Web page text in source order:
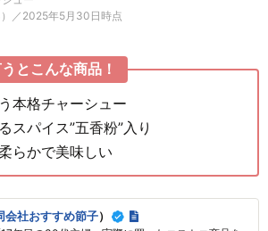
／2025年5月30日時点
とこんな商品！
本格チャーシュー
スパイス”五香粉”入り
らかで美味しい
会社おすすめ節子）